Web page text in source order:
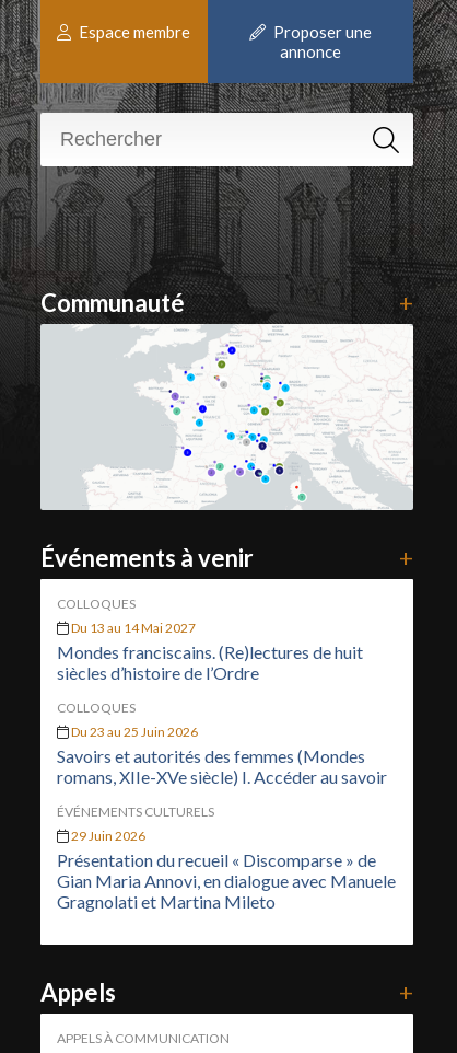
Espace membre
Proposer une
annonce
Communauté +
Événements à venir +
COLLOQUES
Du 13 au 14 Mai 2027
Mondes franciscains. (Re)lectures de huit
siècles d’histoire de l’Ordre
COLLOQUES
Du 23 au 25 Juin 2026
Savoirs et autorités des femmes (Mondes
romans, XIIe-XVe siècle) I. Accéder au savoir
ÉVÉNEMENTS CULTURELS
29 Juin 2026
Présentation du recueil « Discomparse » de
Gian Maria Annovi, en dialogue avec Manuele
Gragnolati et Martina Mileto
Appels +
APPELS À COMMUNICATION